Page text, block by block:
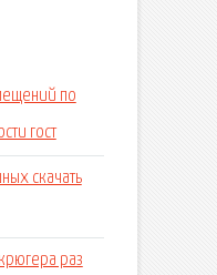
по
гост
скачать
раз